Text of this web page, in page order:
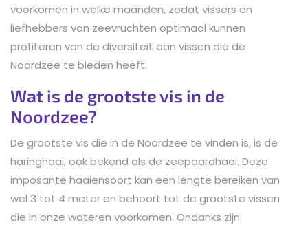
voorkomen in welke maanden, zodat vissers en
liefhebbers van zeevruchten optimaal kunnen
profiteren van de diversiteit aan vissen die de
Noordzee te bieden heeft.
Wat is de grootste vis in de
Noordzee?
De grootste vis die in de Noordzee te vinden is, is de
haringhaai, ook bekend als de zeepaardhaai. Deze
imposante haaiensoort kan een lengte bereiken van
wel 3 tot 4 meter en behoort tot de grootste vissen
die in onze wateren voorkomen. Ondanks zijn